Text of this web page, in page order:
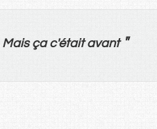
Mais çac'était avant "